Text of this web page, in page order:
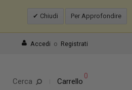
Chiudi Per Approfondire
Accedi o Registrati
Cerca Carrello
0